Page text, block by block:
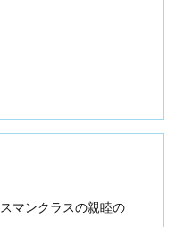
マンクラスの親睦の